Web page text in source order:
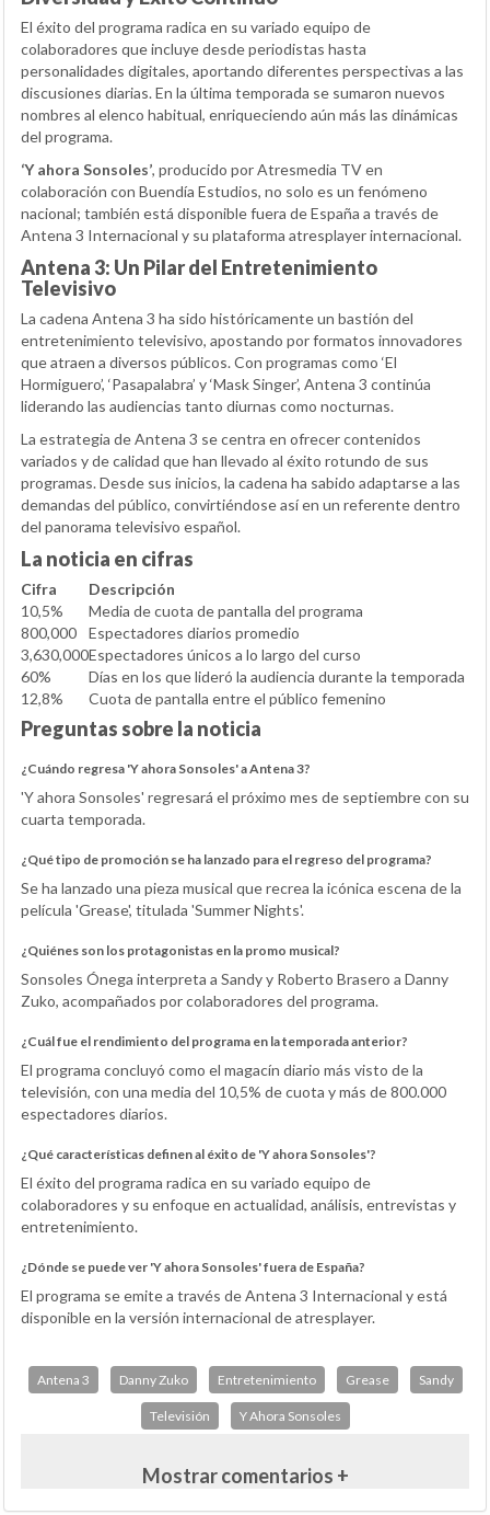
El éxito del programa radica en su variado equipo de
colaboradores que incluye desde periodistas hasta
personalidades digitales, aportando diferentes perspectivas a las
discusiones diarias. En la última temporada se sumaron nuevos
nombres al elenco habitual, enriqueciendo aún más las dinámicas
del programa.
‘Y ahora Sonsoles’, producido por Atresmedia TV en
colaboración con Buendía Estudios, no solo es un fenómeno
nacional; también está disponible fuera de España a través de
Antena 3 Internacional y su plataforma atresplayer internacional.
Antena 3: Un Pilar del Entretenimiento
Televisivo
La cadena Antena 3 ha sido históricamente un bastión del
entretenimiento televisivo, apostando por formatos innovadores
que atraen a diversos públicos. Con programas como ‘El
Hormiguero’, ‘Pasapalabra’ y ‘Mask Singer’, Antena 3 continúa
liderando las audiencias tanto diurnas como nocturnas.
La estrategia de Antena 3 se centra en ofrecer contenidos
variados y de calidad que han llevado al éxito rotundo de sus
programas. Desde sus inicios, la cadena ha sabido adaptarse a las
demandas del público, convirtiéndose así en un referente dentro
del panorama televisivo español.
La noticia en cifras
Cifra
Descripción
10,5%
Media de cuota de pantalla del programa
800,000
Espectadores diarios promedio
3,630,000Espectadores únicos a lo largo del curso
60%
Días en los que lideró la audiencia durante la temporada
12,8%
Cuota de pantalla entre el público femenino
Preguntas sobre la noticia
¿Cuándo regresa 'Y ahora Sonsoles' a Antena 3?
'Y ahora Sonsoles' regresará el próximo mes de septiembre con su
cuarta temporada.
¿Qué tipo de promoción se ha lanzado para el regreso del programa?
Se ha lanzado una pieza musical que recrea la icónica escena de la
película 'Grease', titulada 'Summer Nights'.
¿Quiénes son los protagonistas en la promo musical?
Sonsoles Ónega interpreta a Sandy y Roberto Brasero a Danny
Zuko, acompañados por colaboradores del programa.
¿Cuál fue el rendimiento del programa en la temporada anterior?
El programa concluyó como el magacín diario más visto de la
televisión, con una media del 10,5% de cuota y más de 800.000
espectadores diarios.
¿Qué características definen al éxito de 'Y ahora Sonsoles'?
El éxito del programa radica en su variado equipo de
colaboradores y su enfoque en actualidad, análisis, entrevistas y
entretenimiento.
¿Dónde se puede ver 'Y ahora Sonsoles' fuera de España?
El programa se emite a través de Antena 3 Internacional y está
disponible en la versión internacional de atresplayer.
Antena 3 Danny Zuko Entretenimiento Grease Sandy
Televisión Y Ahora Sonsoles
Mostrar comentarios +